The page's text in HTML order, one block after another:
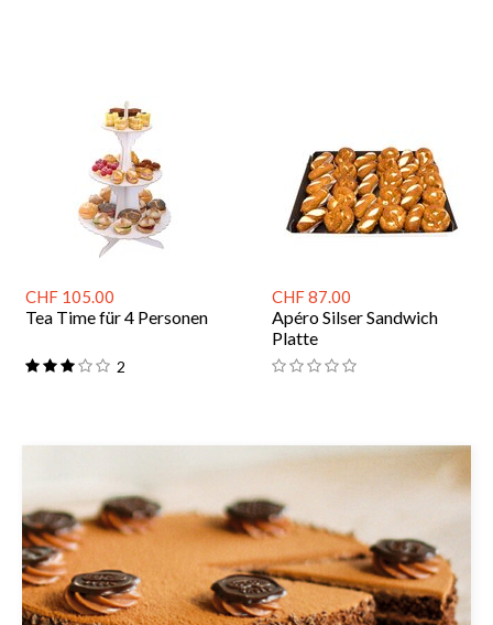
CHF 105.00
Tea Time für 4 Personen
2
CHF 87.00
Apéro Silser Sandwich
Platte